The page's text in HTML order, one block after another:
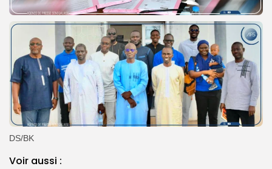
DS/BK
Voir aussi :